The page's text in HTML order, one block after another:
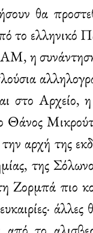
θα
το ελληνικό
η
στο
αρχή της
της
Ζορμπά πιο